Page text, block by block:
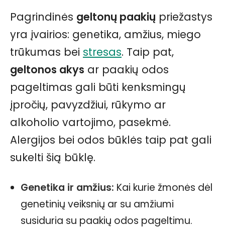
Pagrindinės geltonų paakių priežastys
yra įvairios: genetika, amžius, miego
trūkumas bei stresas. Taip pat,
geltonos akys ar paakių odos
pageltimas gali būti kenksmingų
įpročių, pavyzdžiui, rūkymo ar
alkoholio vartojimo, pasekmė.
Alergijos bei odos būklės taip pat gali
sukelti šią būklę.
Genetika ir amžius: Kai kurie žmonės dėl
genetinių veiksnių ar su amžiumi
susiduria su paakių odos pageltimu.